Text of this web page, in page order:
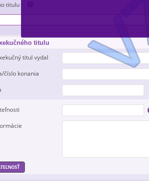
titulu
titulu
titul vydal
číslo konania